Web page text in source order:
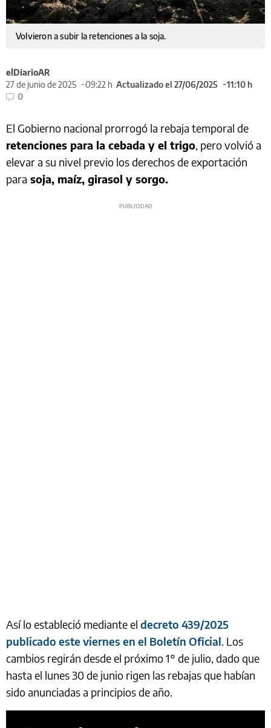
Volvieron a subir la retenciones a la soja.
elDiarioAR
27 de junio de 2025
09:22 h Actualizado el 27/06/2025
11:10 h
0
El Gobierno nacional prorrogó la rebaja temporal de
retenciones para la cebada y el trigo, pero volvió a
elevar a su nivel previo los derechos de exportación
para soja, maíz, girasol y sorgo.
Así lo estableció mediante el decreto 439/2025
publicado este viernes en el Boletín Oficial. Los
cambios regirán desde el próximo 1° de julio, dado que
hasta el lunes 30 de junio rigen las rebajas que habían
sido anunciadas a principios de año.